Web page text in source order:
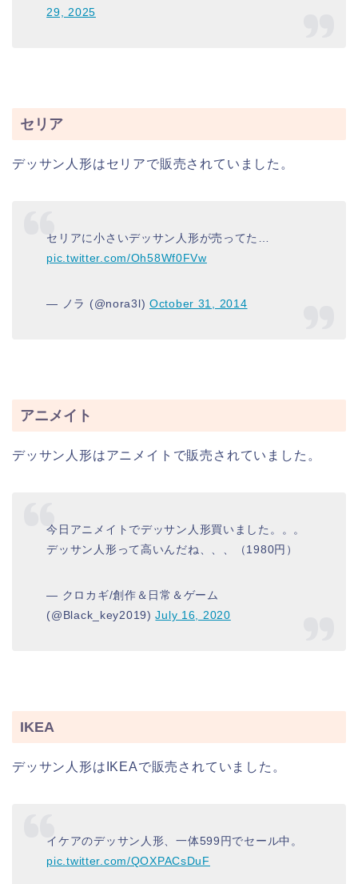
29, 2025
セリア
デッサン人形はセリアで販売されていました。
セリアに小さいデッサン人形が売ってた…
pic.twitter.com/Oh58Wf0FVw
— ノラ (@nora3l) October 31, 2014
アニメイト
デッサン人形はアニメイトで販売されていました。
今日アニメイトでデッサン人形買いました。。。
デッサン人形って高いんだね、、、（1980円）
— クロカギ/創作＆日常＆ゲーム
(@Black_key2019)July 16, 2020
IKEA
デッサン人形はIKEAで販売されていました。
イケアのデッサン人形、一体599円でセール中。
pic.twitter.com/QOXPACsDuF